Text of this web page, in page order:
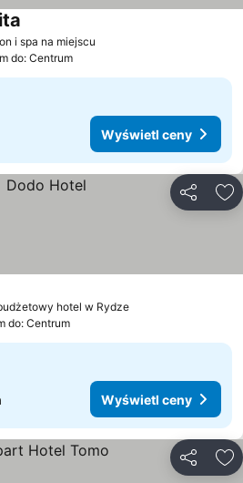
i spa na miejscu
do: Centrum
Wyświetl ceny
hotel w Rydze
do: Centrum
Wyświetl ceny